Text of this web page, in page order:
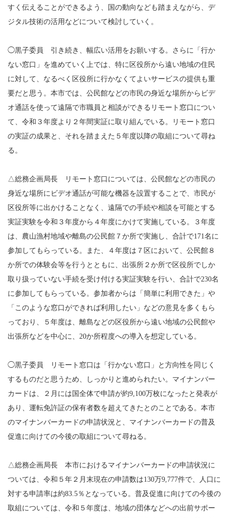
すく伝えることができるよう、国の動向なども踏まえながら、デ
ジタル技術の活用などについて検討していく。
◯黒子委員 引き続き、幅広い活用をお願いする。さらに「行か
ない窓口」を進めていく上では、特に区役所から遠い地域の住民
に対して、なるべく区役所に行かなくてよいサービスの提供も重
要だと思う。本市では、公民館などの市民の身近な場所からビデ
オ通話を使って遠隔で市職員と相談ができるリモート窓口につい
て、令和３年度より２年間実証に取り組んでいる。リモート窓口
の実証の成果と、それを踏まえた５年度以降の取組について尋ね
る。
△総務企画局長 リモート窓口については、公民館などの市民の
身近な場所にビデオ通話が可能な機器を設置することで、市民が
区役所等に出かけることなく、遠隔での手続や相談を可能とする
実証実験を令和３年度から４年度にかけて実施している。３年度
は、農山漁村地域や離島の公民館７か所で実施し、合計で171名に
参加してもらっている。また、４年度は７区において、公民館８
か所での体験会等を行うとともに、出張所２か所で区役所でしか
取り扱っていない手続を受け付ける実証実験を行い、合計で230名
に参加してもらっている。参加者からは「簡単に利用できた」や
「このような窓口ができれば利用したい」などの意見を多くもら
っており、５年度は、離島などの区役所から遠い地域の公民館や
出張所などを中心に、20か所程度への導入を想定している。
◯黒子委員 リモート窓口は「行かない窓口」と方向性を同じく
するものだと思うため、しっかりと進められたい。マイナンバー
カードは、２月には国全体で申請が約9,100万枚になったと発表が
あり、運転免許証の保有者数を超えてきたとのことである。本市
のマイナンバーカードの申請状況と、マイナンバーカードの普及
促進に向けての今後の取組について尋ねる。
△総務企画局長 本市におけるマイナンバーカードの申請状況に
ついては、令和５年２月末現在の申請数は130万9,777件で、人口に
対する申請率は約83.5％となっている。普及促進に向けての今後の
取組については、令和５年度は、地域の団体などへの出前サポー